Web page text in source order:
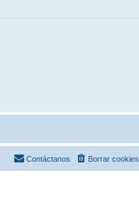
Borrar cookies
Contáctanos